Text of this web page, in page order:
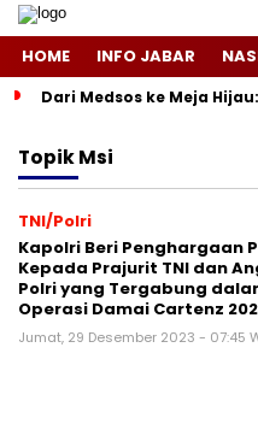
HOME INFO JABAR
Dari Medsos ke Meja
TopikMsi
TNI/Polri
Kapolri Beri Penghargaan
Kepada Prajurit TNI dan
Polri yang Tergabung
Operasi Damai Cartenz
Jumat, 29 Desember 2023 - 07:45